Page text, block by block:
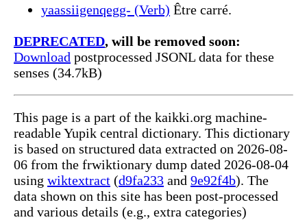
yaassiigenqegg- (Verb) Être carré.
DEPRECATED, will be removed soon:
Download postprocessed JSONL data for these
senses (34.7kB)
This page is a part of the kaikki.org machine-
readable Yupik central dictionary. This dictionary
is based on structured data extracted on 2026-08-
06 from the frwiktionary dump dated 2026-08-04
using wiktextract (d9fa233 and 9e92f4b). The
data shown on this site has been post-processed
and various details (e.g., extra categories)